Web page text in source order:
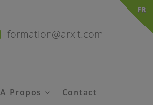
FR
formation@arxit.com
A Propos Contact